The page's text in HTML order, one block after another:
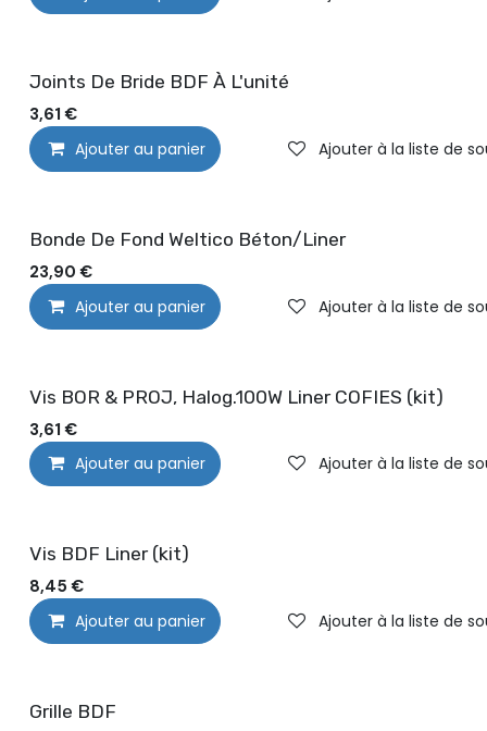
Joints De Bride BDF À L'unité
3,61 €
Ajouter au panier
Ajouter à la liste de
Bonde De Fond Weltico Béton/Liner
23,90 €
Ajouter au panier
Ajouter à la liste de
Vis BOR & PROJ, Halog.100W Liner COFIES (kit)
3,61 €
Ajouter au panier
Ajouter à la liste de
Vis BDF Liner (kit)
8,45 €
Ajouter au panier
Ajouter à la liste de
Grille BDF